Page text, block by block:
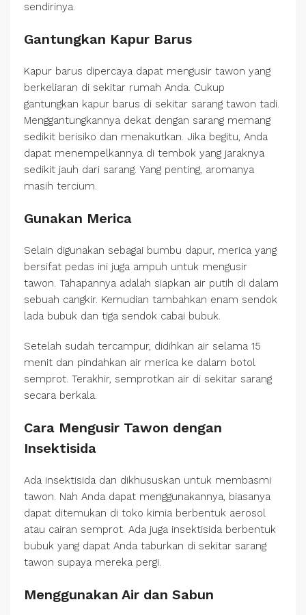
sendirinya.
Gantungkan Kapur Barus
Kapur barus dipercaya dapat mengusir tawon yang
berkeliaran di sekitar rumah Anda. Cukup
gantungkan kapur barus di sekitar sarang tawon tadi.
Menggantungkannya dekat dengan sarang memang
sedikit berisiko dan menakutkan. Jika begitu, Anda
dapat menempelkannya di tembok yang jaraknya
sedikit jauh dari sarang. Yang penting, aromanya
masih tercium.
Gunakan Merica
Selain digunakan sebagai bumbu dapur, merica yang
bersifat pedas ini juga ampuh untuk mengusir
tawon. Tahapannya adalah siapkan air putih di dalam
sebuah cangkir. Kemudian tambahkan enam sendok
lada bubuk dan tiga sendok cabai bubuk.
Setelah sudah tercampur, didihkan air selama 15
menit dan pindahkan air merica ke dalam botol
semprot. Terakhir, semprotkan air di sekitar sarang
secara berkala.
Cara Mengusir Tawon dengan
Insektisida
Ada insektisida dan dikhususkan untuk membasmi
tawon. Nah Anda dapat menggunakannya, biasanya
dapat ditemukan di toko kimia berbentuk aerosol
atau cairan semprot. Ada juga insektisida berbentuk
bubuk yang dapat Anda taburkan di sekitar sarang
tawon supaya mereka pergi.
Menggunakan Air dan Sabun